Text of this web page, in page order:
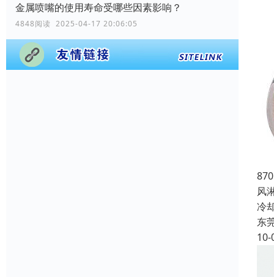
金属喷嘴的使用寿命受哪些因素影响？
4848阅读 2025-04-17 20:06:05
风
冷
东
10-